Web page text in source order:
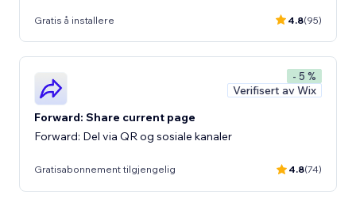
Gratis å installere 4.8(95)
- 5 %
Verifisert av Wix
Forward: Share current page
Forward: Del via QR og sosiale kanaler
Gratisabonnement tilgjengelig 4.8(74)